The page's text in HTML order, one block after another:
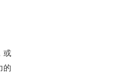
或
的